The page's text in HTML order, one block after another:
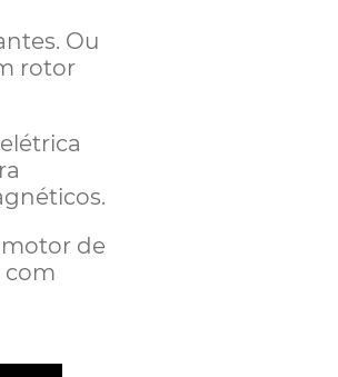
Ou
rotor
motor de
com